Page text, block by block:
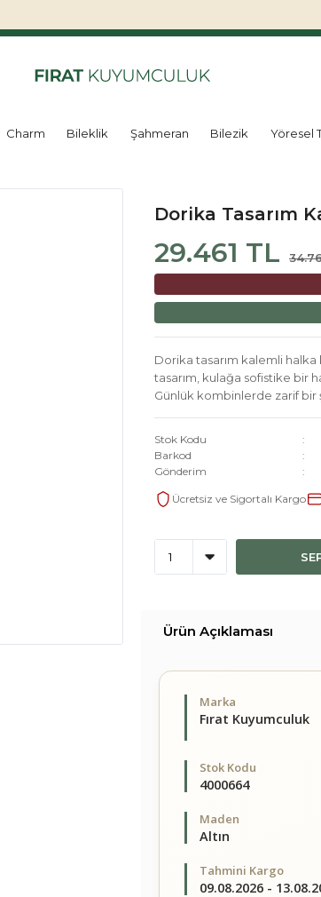
Charm Bileklik Şahmeran Bilezik Yöresel
Dorika Tasarım
29.461 TL
Dorika tasarım kalemli
tasarım, kulağa sofistike bir
Günlük kombinlerde zarif bir
Stok Kodu
Barkod
Gönderim
Ücretsiz ve Sigortalı Kargo
Ürün Açıklaması
Marka
Fırat Kuyumculuk
Stok Kodu
4000664
Maden
Altın
Tahmini Kargo
09.08.2026 -